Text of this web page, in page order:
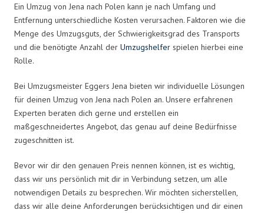
Ein Umzug von Jena nach Polen kann je nach Umfang und
Entfernung unterschiedliche Kosten verursachen. Faktoren wie die
Menge des Umzugsguts, der Schwierigkeitsgrad des Transports
und die benötigte Anzahl der Umzugshelfer spielen hierbei eine
Rolle.
Bei Umzugsmeister Eggers Jena bieten wir individuelle Lösungen
für deinen Umzug von Jena nach Polen an. Unsere erfahrenen
Experten beraten dich gerne und erstellen ein
maßgeschneidertes Angebot, das genau auf deine Bedürfnisse
zugeschnitten ist.
Bevor wir dir den genauen Preis nennen können, ist es wichtig,
dass wir uns persönlich mit dir in Verbindung setzen, um alle
notwendigen Details zu besprechen. Wir möchten sicherstellen,
dass wir alle deine Anforderungen berücksichtigen und dir einen